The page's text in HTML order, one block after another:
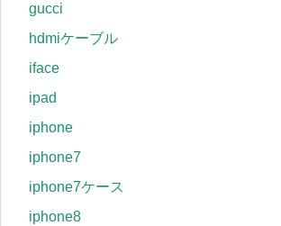
gucci
hdmiケーブル
iface
ipad
iphone
iphone7
iphone7ケース
iphone8